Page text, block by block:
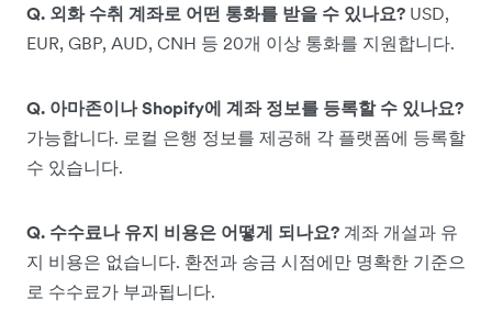
Q. 외화 수취 계좌로 어떤 통화를 받을 수 있나요? USD,
EUR, GBP, AUD, CNH 등 20개 이상 통화를 지원합니다.
Q. 아마존이나 Shopify에 계좌 정보를 등록할 수 있나요?
가능합니다. 로컬 은행 정보를 제공해 각 플랫폼에 등록할
수 있습니다.
Q. 수수료나 유지 비용은 어떻게 되나요? 계좌 개설과 유
지 비용은 없습니다. 환전과 송금 시점에만 명확한 기준으
로 수수료가 부과됩니다.